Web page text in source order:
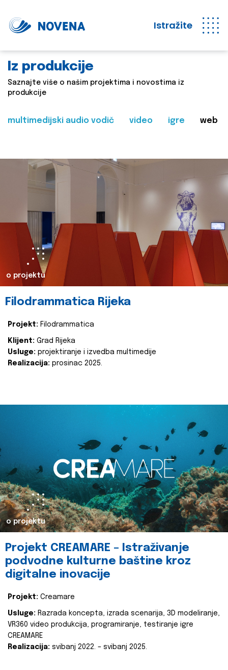
Istražite
Iz produkcije
Saznajte više o našim projektima i novostima iz
produkcije
multimedijski audio vodič video igre web
o projektu
Filodrammatica Rijeka
Projekt: Filodrammatica
Klijent: Grad Rijeka
Usluge: projektiranje i izvedba multimedije
Realizacija: prosinac 2025.
o projektu
Projekt CREAMARE – Istraživanje
podvodne kulturne baštine kroz
digitalne inovacije
Projekt: Creamare
Usluge: Razrada koncepta, izrada scenarija, 3D modeliranje,
VR360 video produkcija, programiranje, testiranje igre
CREAMARE
Realizacija: svibanj 2022. – svibanj 2025.